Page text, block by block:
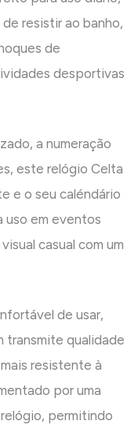
resistir ao banho,
de
desportivas
a numeração
este relógio Celta
e o seu caléndário
uso em eventos
casual com um
de usar,
transmite qualidade
resistente à
por uma
permitindo